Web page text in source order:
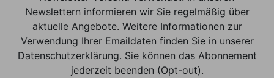
Newslettern informieren wir Sie regelmäßig über
aktuelle Angebote. Weitere Informationen zur
Verwendung Ihrer Emaildaten finden Sie in unserer
Datenschutzerklärung. Sie können das Abonnement
jederzeit beenden (Opt-out).